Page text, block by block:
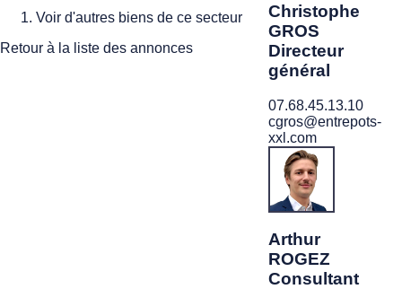
Voir d'autres biens de ce secteur
Retour à la liste des annonces
Christophe
GROS
Directeur
général
07.68.45.13.10
cgros@entrepots-
xxl.com
Arthur
ROGEZ
Consultant